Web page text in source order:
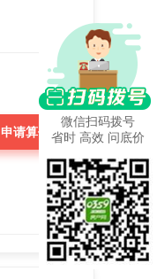
申请算价
微信扫码拨号
省时 高效 问底价